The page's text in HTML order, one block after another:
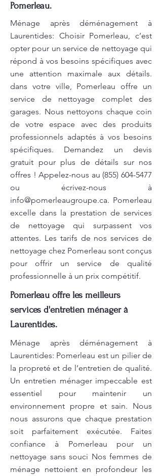
Pomerleau.
Ménage après déménagement à
Laurentides: Choisir Pomerleau, c’est
opter pour un service de nettoyage qui
répond à vos besoins spécifiques avec
une attention maximale aux détails.
dans votre ville, Pomerleau offre un
service de nettoyage complet des
garages. Nous nettoyons chaque coin
de votre espace avec des produits
professionnels adaptés à vos besoins
spécifiques. Demandez un devis
gratuit pour plus de détails sur nos
offres ! Appelez-nous au (855) 604-5477
ou écrivez-nous à
info@pomerleaugroupe.ca. Pomerleau
excelle dans la prestation de services
de nettoyage qui surpassent vos
attentes. Les tarifs de nos services de
nettoyage chez Pomerleau sont conçus
pour offrir un service de qualité
professionnelle à un prix compétitif.
Pomerleau offre les meilleurs
services d'entretien ménager à
Laurentides.
Ménage après déménagement à
Laurentides: Pomerleau est un pilier de
la propreté et de l’entretien de qualité.
Un entretien ménager impeccable est
essentiel pour maintenir un
environnement propre et sain. Nous
nous assurons que chaque prestation
soit parfaitement exécutée. Faites
confiance à Pomerleau pour un
nettoyage sans souci Nos femmes de
ménage nettoient en profondeur les